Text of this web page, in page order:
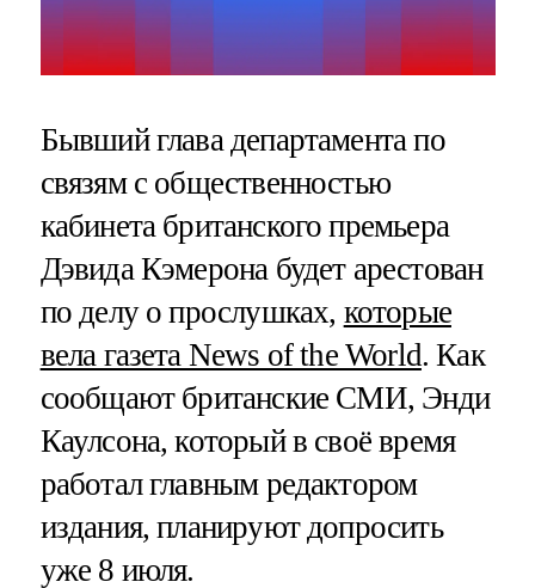
Бывший глава департамента по
связям с общественностью
кабинета британского премьера
Дэвида Кэмерона будет арестован
по делу о прослушках, которые
вела газета News of the World. Как
сообщают британские СМИ, Энди
Каулсона, который в своё время
работал главным редактором
издания, планируют допросить
уже 8 июля.